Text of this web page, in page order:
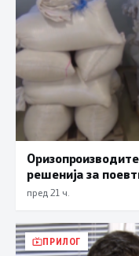
решенија за
пред 21 ч.
ПРИЛОГ